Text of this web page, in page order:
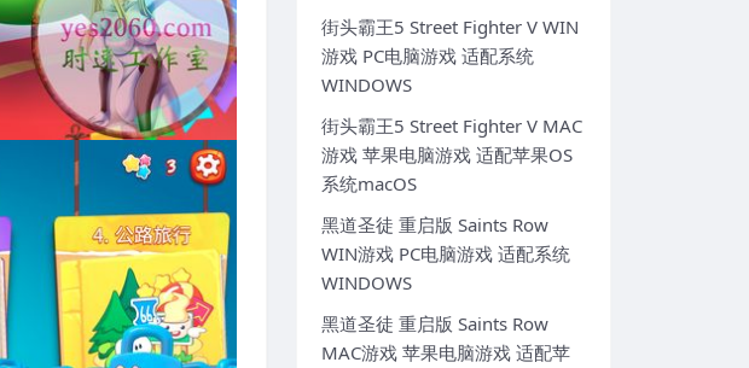
街头霸王5 Street Fighter V WIN
游戏 PC电脑游戏 适配系统
WINDOWS
街头霸王5 Street Fighter V MAC
游戏 苹果电脑游戏 适配苹果OS
系统macOS
黑道圣徒 重启版 Saints Row
WIN游戏 PC电脑游戏 适配系统
WINDOWS
黑道圣徒 重启版 Saints Row
MAC游戏 苹果电脑游戏 适配苹